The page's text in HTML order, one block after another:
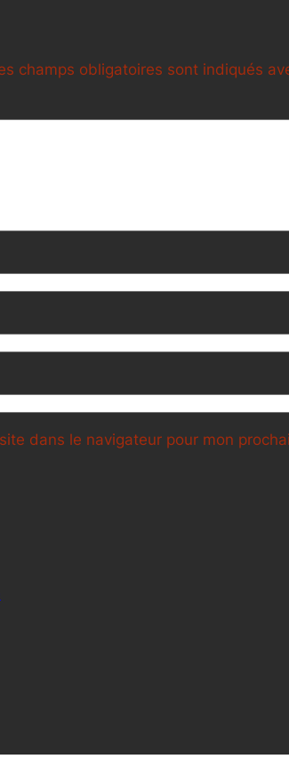
champs obligatoires sont indiqués
dans le navigateur pour mon